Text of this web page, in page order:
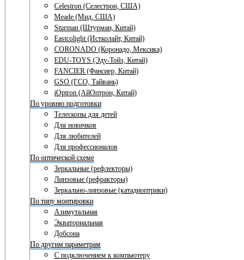
Celestron (Селестрон, США)
Meade (Мид, США)
Sturman (Штурман, Китай)
Eastcolight (Истколайт, Китай)
CORONADO (Коронадо, Мексика)
EDU-TOYS (Эду-Тойз, Китай)
FANCIER (Фансиер, Китай)
GSO (ГСО, Тайвань)
iOptron (АйОптрон, Китай)
По уровню подготовки
Телескопы для детей
Для новичков
Для любителей
Для профессионалов
По оптической схеме
Зеркальные (рефлекторы)
Линзовые (рефракторы)
Зеркально-линзовые (катадиоптрики)
По типу монтировки
Азимутальная
Экваториальная
Добсона
По другим параметрам
С подключением к компьютеру